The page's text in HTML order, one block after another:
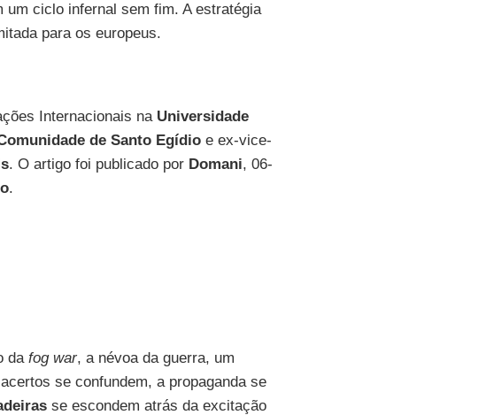
um ciclo infernal sem fim. A estratégia
para os europeus.
Internacionais na Universidade
de Santo Egídioe ex-vice-
. O artigo foi publicado por Domani, 06-
.
da fog war, a névoa da guerra, um
se confundem, a propaganda se
se escondem atrás da excitação